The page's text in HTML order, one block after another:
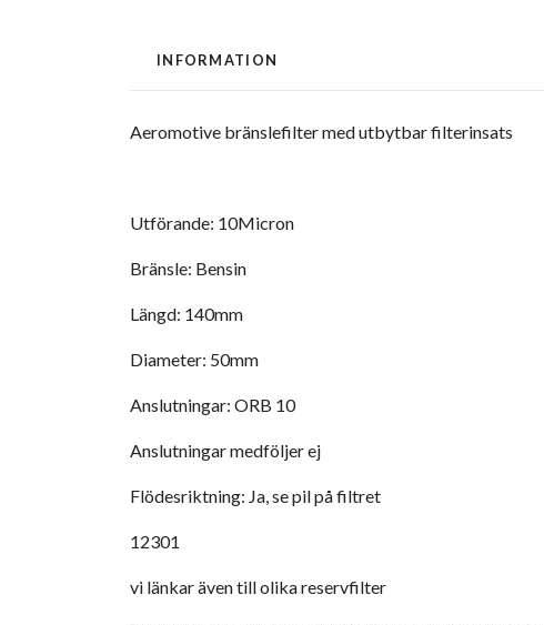
INFORMATION
Aeromotive bränslefilter med utbytbar filterinsats
Utförande: 10Micron
Bränsle: Bensin
Längd: 140mm
Diameter: 50mm
Anslutningar: ORB 10
Anslutningar medföljer ej
Flödesriktning: Ja, se pil på filtret
12301
vi länkar även till olika reservfilter